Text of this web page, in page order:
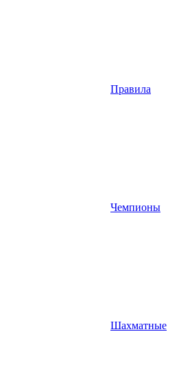
Правила
Чемпионы
Шахматные